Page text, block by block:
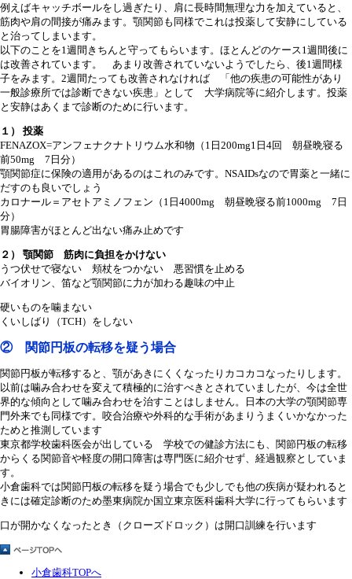
例えばキャッチボールをし過ぎたり、肩に長時間無理な力を加えていると、
筋肉や肩の間接が痛みます。顎関節も同様でこれは投薬して安静にしている
と治ってしまいます。
以下のことを1週間きちんと守ってもらいます。ほとんどのケース1週間後に
は改善されています。 あまり改善されていないようでしたら、後1週間様
子をみます。2週間たっても改善されなければ 「他の疾患の可能性があり
一般診療所では診断できない疾患」として 大学病院等に紹介します。投薬
と安静はあくまで診断のために行います。
１） 投薬
FENAZOX=アンフェナクナトリウム水和物（1日200mg1日4回 朝昼晩寝る
前50mg 7日分）
顎関節症に保険の適用があるのはこれのみです。NSAIDsなので胃薬と一緒に
だすのも良いでしょう
カロナール＝アセトアミノフェン（1日4000mg 朝昼晩寝る前1000mg 7日
分）
胃腸障害がほとんど出ない痛み止めです
２） 顎関節 筋肉に負担をかけない
うつ伏せで寝ない 頬杖をつかない 悪習慣を止める
バイオリン、笛など顎関節に力が加わる趣味の中止
硬いものを噛まない
くいしばり（TCH）をしない
② 関節円板の転移を疑う場合
関節円板が転移すると、顎があきにくくなったりカコカコなったりします。
以前は噛み合わせを変えて積極的に治すべきとされていましたが、今は全世
界的な傾向として噛み合わせを治すことはしません。日本の大学の顎関節専
門外来でも同様です。咬合治療や外科的な手術があまりうまくいかなかった
ためと推測しています
東京都学校歯科医会が出している 学校での健診方法にも、関節円板の転移
からくる関節音や軽度の開口障害は専門医に紹介せず、経過観察としていま
す。
小倉歯科では関節円板の転移を疑う場合でも少しでも他の疾病が疑われると
きには確定診断のため墨東病院か国立東京医科歯科大学に行ってもらいます
口が開かなくなったとき（クローズドロック）は開口訓練を行います
小倉歯科TOPへ